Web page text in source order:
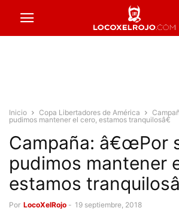
Inicio Copa Libertadores de América
pudimos mantener el cero, estamos tranquilosâ€
Campaña: â€œPor
pudimos mantener
estamos
Por LocoXelRojo - 19 septiembre, 2018